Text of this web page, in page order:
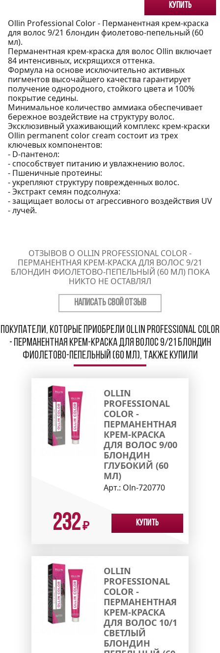
Купить
Ollin Professional Color - Перманентная крем-краска
для волос 9/21 блондин фиолетово-пепельный (60
мл).
Перманентная крем-краска для волос Ollin включает
84 интенсивных, искрящихся оттенка.
Формула на основе исключительно активных
пигментов высочайшего качества гарантирует
получение однородного, стойкого цвета и 100%
покрытие седины.
Минимальное количество аммиака обеспечивает
бережное воздействие на структуру волос.
Эксклюзивный ухаживающий комплекс крем-краски
Ollin permanent color cream состоит из трех
ключевых компонентов:
- D-пантенол:
- способствует питанию и увлажнению волос.
- Пшеничные протеины:
- укрепляют структуру поврежденных волос.
- Экстракт семян подсолнуха:
- защищает волосы от агрессивного воздействия UV
- лучей.
ОТЗЫВОВ О OLLIN PROFESSIONAL COLOR -
ПЕРМАНЕНТНАЯ КРЕМ-КРАСКА ДЛЯ ВОЛОС 9/21
БЛОНДИН ФИОЛЕТОВО-ПЕПЕЛЬНЫЙ (60 МЛ) ПОКА
НИКТО НЕ ОСТАВЛЯЛ
НАПИСАТЬ СВОЙ ОТЗЫВ
Покупатели, которые приобрели Ollin Professional Color
- Перманентная крем-краска для волос 9/21 блондин
фиолетово-пепельный (60 мл), также купили
OLLIN
PROFESSIONAL
COLOR -
ПЕРМАНЕНТНАЯ
КРЕМ-КРАСКА
ДЛЯ ВОЛОС 9/00
БЛОНДИН
ГЛУБОКИЙ (60
МЛ)
Арт.: Oln-720770
232₽ Купить
OLLIN
PROFESSIONAL
COLOR -
ПЕРМАНЕНТНАЯ
КРЕМ-КРАСКА
ДЛЯ ВОЛОС 10/1
СВЕТЛЫЙ
БЛОНДИН